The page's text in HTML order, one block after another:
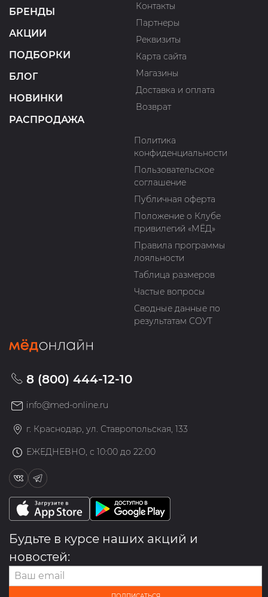
БРЕНДЫ
АКЦИИ
ПОДБОРКИ
БЛОГ
НОВИНКИ
РАСПРОДАЖА
Контакты
Партнеры
Реквизиты
Карта сайта
Магазины
Доставка и оплата
Возврат
Политика
конфиденциальности
Пользовательское
соглашение
Публичная оферта
Положение о Клубе
привилегий «МЁД»
Правила программы
лояльности
Таблица размеров
Частые вопросы
Сводные данные по
результатам СОУТ
8 (800) 444-12-10
info@med-online.ru
г. Краснодар, ул. Ставропольская, 133
ЕЖЕДНЕВНО, с 10:00 до 22:00
Будьте в курсе наших акций и
новостей: